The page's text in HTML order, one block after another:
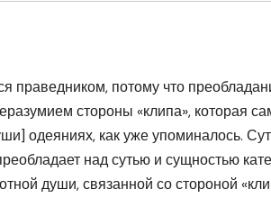
праведником, потому что
стороны «клипа», которая
одеяниях, как уже упоминалось.
над сутью и сущностью
души, связанной со стороной